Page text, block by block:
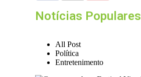
Notícias Populares
All Post
Política
Entretenimento